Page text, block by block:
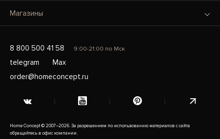
Магазины
8 800 500 41 58 9:00-21:00 по Мск
telegram
Max
order@homeconcept.ru
Home Concept © 2007–2026. За разрешением по использованию материалов с сайта
обращайтесь в офис компании.